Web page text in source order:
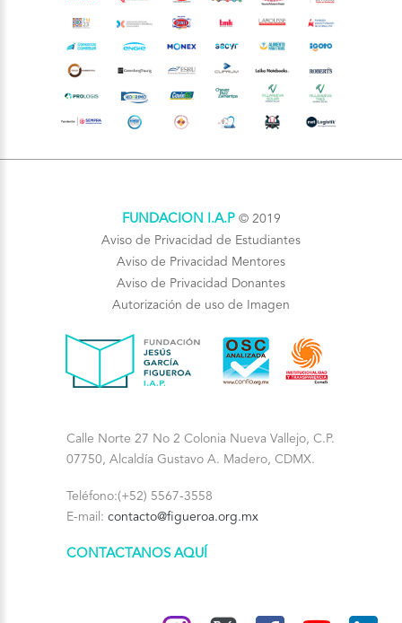
FUNDACION I.A.P © 2019
Aviso de Privacidad de Estudiantes
Aviso de Privacidad Mentores
Aviso de Privacidad Donantes
Autorización de uso de Imagen
Calle Norte 27 No 2 Colonia Nueva Vallejo, C.P.
07750, Alcaldía Gustavo A. Madero, CDMX.
Teléfono:(+52) 5567-3558
E-mail: contacto@figueroa.org.mx
CONTACTANOS AQUÍ